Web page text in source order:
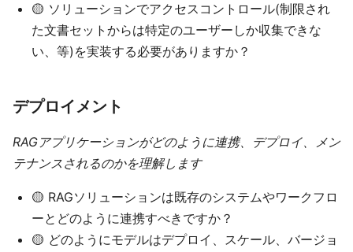
🟡 ソリューションでアクセスコントロール(制限され
た文書セットからは特定のユーザーしか収集できな
い、等)を実装する必要がありますか？
デプロイメント
RAGアプリケーションがどのように連携、デプロイ、メン
テナンスされるのかを理解します
🟡 RAGソリューションは既存のシステムやワークフロ
ーとどのように連携すべきですか？
🟡 どのようにモデルはデプロイ、スケール、バージョ